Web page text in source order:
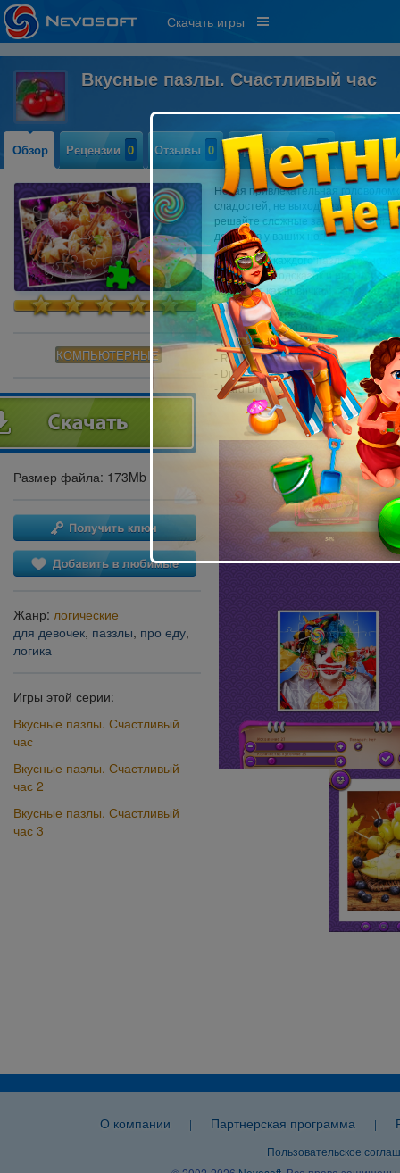
Скачать игры
Вкусные пазлы. Счастливый час
Обзор Рецензии 0 Отзывы 0 Прохождение 0
КОМПЬЮТЕРНЫЕ
Размер файла: 173Mb
Жанр: логические
для девочек, паззлы, про еду,
логика
Игры этой серии:
Вкусные пазлы. Счастливый
час
Вкусные пазлы. Счастливый
час 2
Вкусные пазлы. Счастливый
час 3
Новая привлекательная
сладостей, не выходя из дома.
решайте сложные задачки в
десертов у ваших ног!
Сложность каждого пазла можно
множество подсказок и
подойдет как новичкам, так и
Системные требования:
- OS: Windows XP или более
- CPU: 1.0 GHz
- RAM: 512 MB
- DirectX: 9.0
- Hard Drive: 180 MB
О компании | Партнерская программа |
Пользовательское